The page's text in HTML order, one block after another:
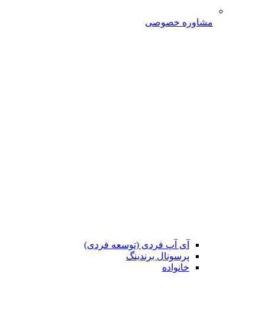
مشاوره خصوصی
آی آپ فردی (توسعه فردی)
پرسونال برندینگ
خانواده